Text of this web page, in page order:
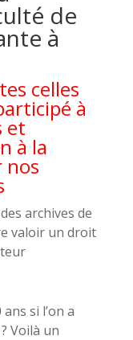
de
à
celles
à
et
à la
nos
archives de
valoir un droit
si l’on a
Voilà un